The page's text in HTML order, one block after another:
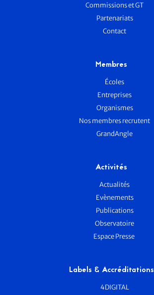
Commissions et GT
Partenariats
Contact
Membres
Écoles
Entreprises
Organismes
Nos membres recrutent
GrandAngle
Activités
Actualités
Evènements
Publications
Observatoire
Espace Presse
Labels & Accréditations
4DIGITAL